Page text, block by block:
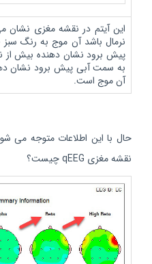
این آیتم در نقشه مغزی
نرمال باشد آن موج به رنگ
پیش برود نشان دهنده بیش
به سمت آبی پیش برود نشان
آن موج است.
حال با این اطلاعات متوجه می
نقشه مغزی qEEG چیست؟